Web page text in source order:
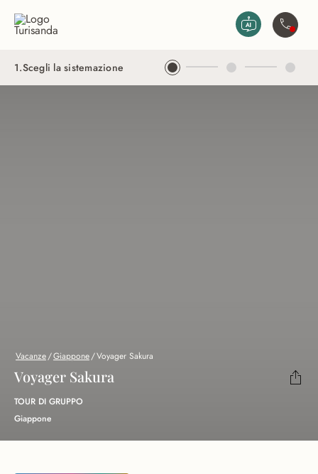
1.Scegli la sistemazione
Vacanze/Giappone/Voyager Sakura
Voyager Sakura
TOUR DI GRUPPO
Giappone